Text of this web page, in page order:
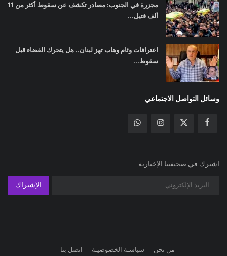
مجزرة في الجنوب: مصادر تكشف عن سقوط أكثر من 11
ألف قتيل...
اعترافات وئام وهاب تهز لبنان.. هل يتحرك القضاء قبل
سقوط...
وسائل التواصل الاجتماعي
اشترك في صحيفتنا الإخبارية
الإشتراك
من نحن سياسـة الخصوصيـة اتصل بنا